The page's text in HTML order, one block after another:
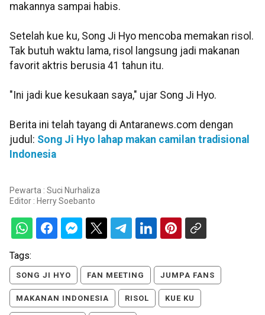
makannya sampai habis.
Setelah kue ku, Song Ji Hyo mencoba memakan risol.
Tak butuh waktu lama, risol langsung jadi makanan
favorit aktris berusia 41 tahun itu.
"Ini jadi kue kesukaan saya," ujar Song Ji Hyo.
Berita ini telah tayang di Antaranews.com dengan
judul: Song Ji Hyo lahap makan camilan tradisional
Indonesia
Pewarta : Suci Nurhaliza
Editor : Herry Soebanto
Tags:
SONG JI HYO FAN MEETING JUMPA FANS
MAKANAN INDONESIA RISOL KUE KU